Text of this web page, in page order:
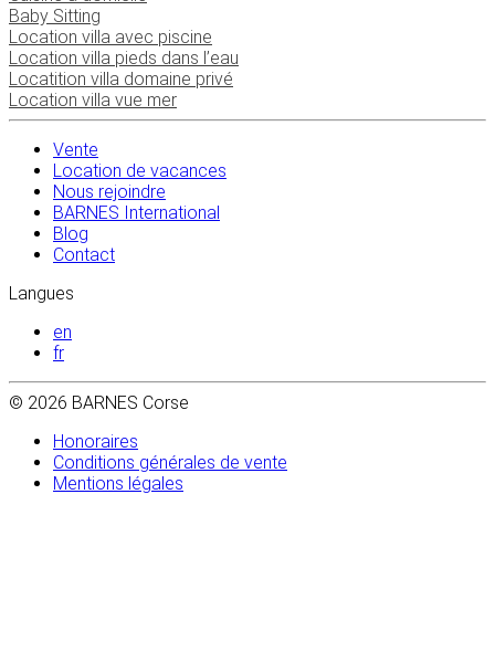
Baby Sitting
Location villa avec piscine
Location villa pieds dans l’eau
Locatition villa domaine privé
Location villa vue mer
Vente
Location de vacances
Nous rejoindre
BARNES International
Blog
Contact
Langues
en
fr
© 2026 BARNES Corse
Honoraires
Conditions générales de vente
Mentions légales